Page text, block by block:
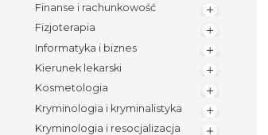
Finanse i rachunkowość
Fizjoterapia
Informatyka i biznes
Kierunek lekarski
Kosmetologia
Kryminologia i kryminalistyka
Kryminologia i resocjalizacja